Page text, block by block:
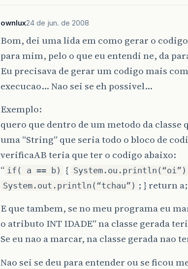
ownlux24 de jun. de 2008
Bom, dei uma lida em como gerar o
para mim, pelo o que eu entendi ne, da
Eu precisava de gerar um codigo mais
execucao… Nao sei se eh possivel…
Exemplo:
quero que dentro de um metodo da classe
uma “String” que seria todo o bloco de
verificaAB teria que ter o codigo abaixo:
“ if( a == b) { System.ou.println(“oi”)
System.out.println(“tchau”) ; } return
E que tambem, se no meu programa eu
o atributo INT IDADE” na classe gerada
Se eu nao a marcar, na classe gerada nao
Nao sei se deu para entender ou se ficou